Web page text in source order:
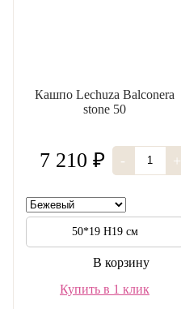
Кашпо Lechuza Balconera
stone 50
7 210 ₽ - +
50*19 H19 см
В корзину
Купить в 1 клик